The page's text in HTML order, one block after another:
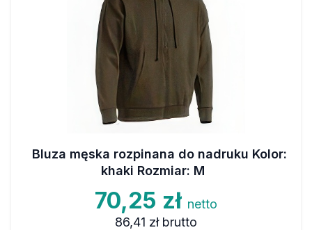
Bluza męska rozpinana do nadruku Kolor:
khaki Rozmiar: M
70,25 zł netto
86,41 zł brutto